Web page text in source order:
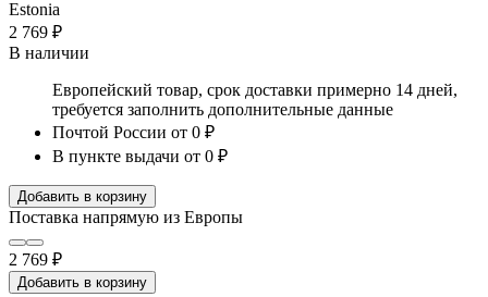
Estonia
2 769 ₽
В наличии
Европейский товар, срок доставки примерно 14 дней,
требуется заполнить дополнительные данные
Почтой России от 0 ₽
В пункте выдачи от 0 ₽
Добавить в корзину
Поставка напрямую из Европы
2 769 ₽
Добавить в корзину